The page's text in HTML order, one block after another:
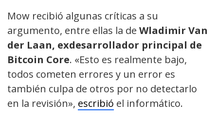
Mow recibió algunas críticas a su
argumento, entre ellas la de Wladimir Van
der Laan, exdesarrollador principal de
Bitcoin Core. «Esto es realmente bajo,
todos cometen errores y un error es
también culpa de otros por no detectarlo
en la revisión», escribió el informático.